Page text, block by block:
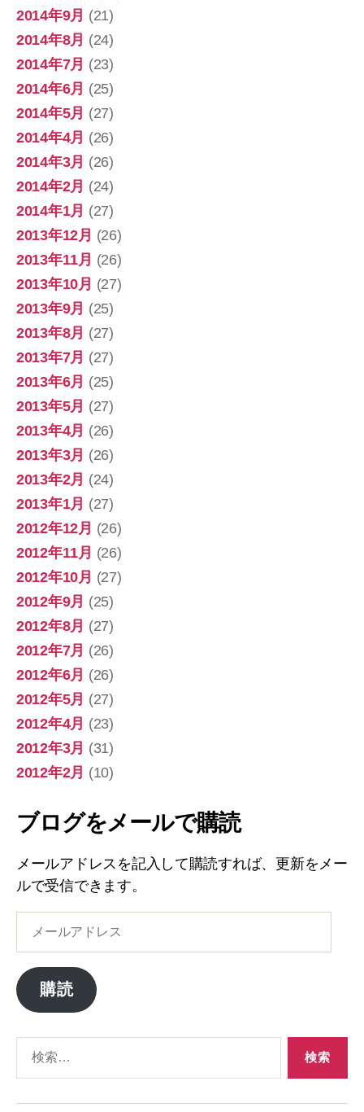
2014年9月 (21)
2014年8月 (24)
2014年7月 (23)
2014年6月 (25)
2014年5月 (27)
2014年4月 (26)
2014年3月 (26)
2014年2月 (24)
2014年1月 (27)
2013年12月 (26)
2013年11月 (26)
2013年10月 (27)
2013年9月 (25)
2013年8月 (27)
2013年7月 (27)
2013年6月 (25)
2013年5月 (27)
2013年4月 (26)
2013年3月 (26)
2013年2月 (24)
2013年1月 (27)
2012年12月 (26)
2012年11月 (26)
2012年10月 (27)
2012年9月 (25)
2012年8月 (27)
2012年7月 (26)
2012年6月 (26)
2012年5月 (27)
2012年4月 (23)
2012年3月 (31)
2012年2月 (10)
ブログをメールで購読
メールアドレスを記入して購読すれば、更新をメー
ルで受信できます。
ア
ド
ス
購読
象: